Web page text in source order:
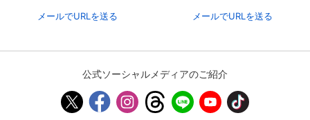
年額プラン会員
メールでURLを送る メールでURLを送る
公式ソーシャルメディアのご紹介